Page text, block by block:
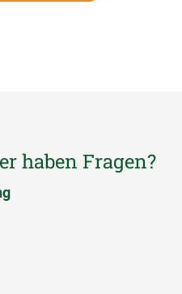
haben Fragen?